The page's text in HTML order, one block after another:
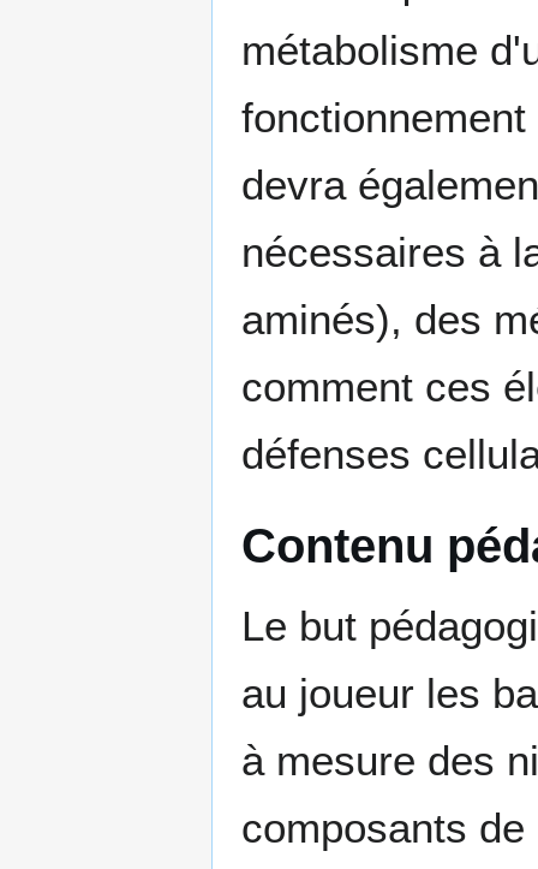
métabolisme
devra
nécessaires à
aminés), des
comment ces
défenses
Contenu
Le but
au joueur les
à mesure des
composants